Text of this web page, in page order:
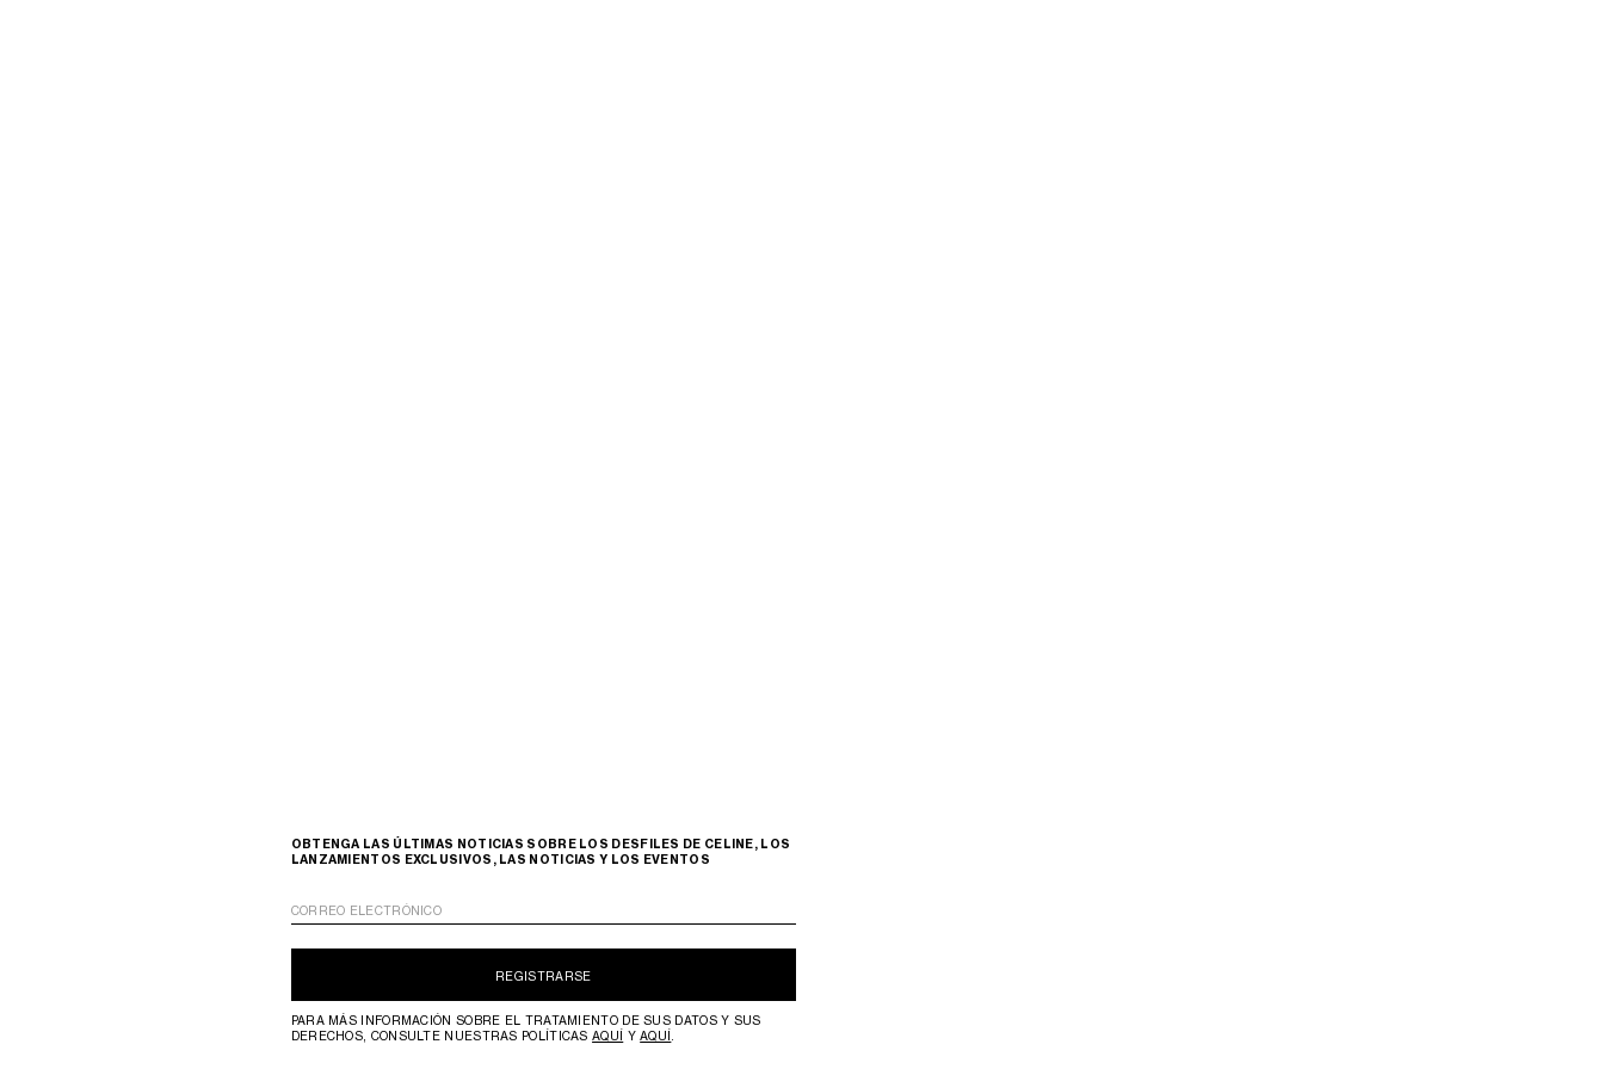
OBTENGA LAS ÚLTIMAS NOTICIAS SOBRE LOS DESFILES DE CELINE, LOS
LANZAMIENTOS EXCLUSIVOS, LAS NOTICIAS Y LOS EVENTOS
CORREO ELECTRÓNICO
REGISTRARSE
PARA MÁS INFORMACIÓN SOBRE EL TRATAMIENTO DE SUS DATOS Y SUS
DERECHOS, CONSULTE NUESTRAS POLÍTICASAQUÍ YAQUÍ